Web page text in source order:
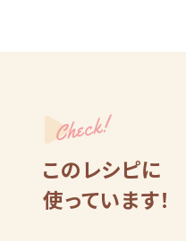
Check!
このレシピに
使っています！